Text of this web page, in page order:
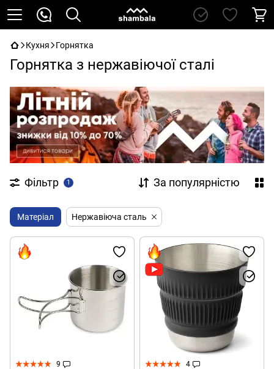
Кухня Горнятка
Горнятка з нержавіючої сталі
Фільтр 1 За популярністю
Матеріал Нержавіюча сталь
9 4